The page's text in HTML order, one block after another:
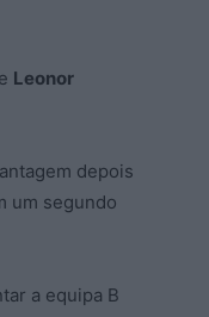
Leonor
depois
um segundo
a equipa B